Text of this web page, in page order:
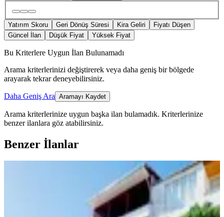
Yatırım Skoru Geri Dönüş Süresi Kira Geliri
Fiyatı Düşen
Güncel İlan
Düşük Fiyat Yüksek Fiyat
Bu Kriterlere Uygun İlan Bulunamadı
Arama kriterlerinizi değiştirerek veya daha geniş bir bölgede
arayarak tekrar deneyebilirsiniz.
Daha Geniş Ara Aramayı Kaydet
Arama kriterlerinize uygun başka ilan bulamadık. Kriterlerinize
benzer ilanlara göz atabilirsiniz.
Benzer İlanlar
Satlık 2 Katlı, 2 Ayrı Tapulu, Müstakil
Lüks Bina
Onikişubat, Süleymanşah Mahallesi